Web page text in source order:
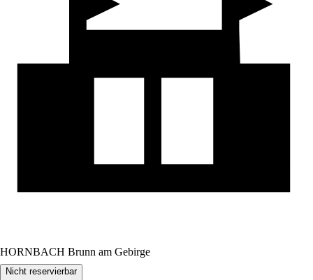
HORNBACH Brunn am Gebirge
Nicht reservierbar